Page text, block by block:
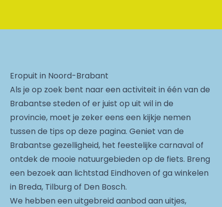
Eropuit in Noord-Brabant
Als je op zoek bent naar een activiteit in één van de
Brabantse steden of er juist op uit wil in de
provincie, moet je zeker eens een kijkje nemen
tussen de tips op deze pagina. Geniet van de
Brabantse gezelligheid, het feestelijke carnaval of
ontdek de mooie natuurgebieden op de fiets. Breng
een bezoek aan lichtstad Eindhoven of ga winkelen
in Breda, Tilburg of Den Bosch.
We hebben een uitgebreid aanbod aan uitjes,